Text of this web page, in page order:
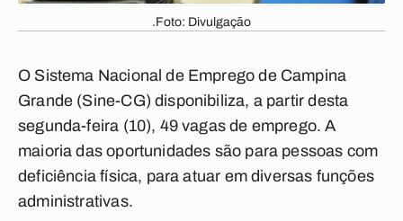
.Foto: Divulgação
O Sistema Nacional de Emprego de Campina
Grande (Sine-CG) disponibiliza, a partir desta
segunda-feira (10), 49 vagas de emprego. A
maioria das oportunidades são para pessoas com
deficiência física, para atuar em diversas funções
administrativas.